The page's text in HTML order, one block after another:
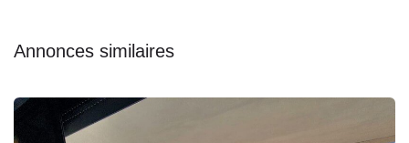
Annonces similaires